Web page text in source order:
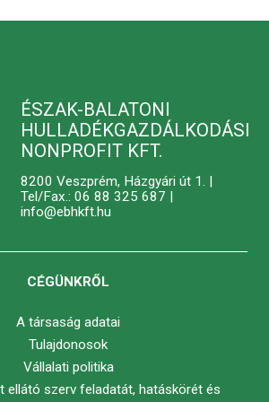
ÉSZAK-BALATONI
HULLADÉKGAZDÁLKODÁSI
NONPROFIT KFT.
8200 Veszprém, Házgyári út 1. |
Tel/Fax.: 06 88 325 687 |
info@ebhkft.hu
CÉGÜNKRŐL
A társaság adatai
Tulajdonosok
Vállalati politika
ellátó szerv feladatát, hatáskörét és